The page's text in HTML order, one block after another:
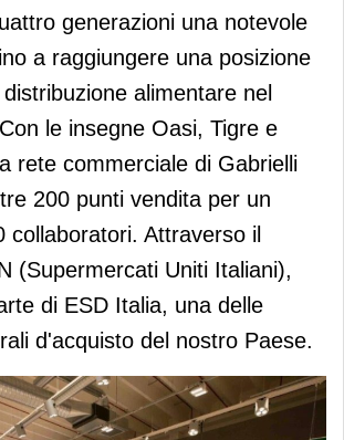
generazioni una notevole
a raggiungere una posizione
alimentare nel
le insegne Oasi, Tigre e
rete commerciale di Gabrielli
200 punti vendita per un
collaboratori. Attraverso il
(Supermercati Uniti Italiani),
di ESD Italia, una delle
d'acquisto del nostro Paese.